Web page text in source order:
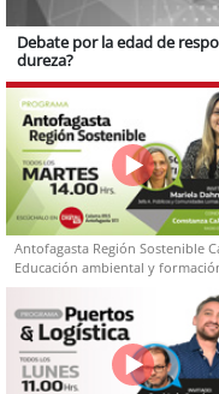
Debate por la edad de
dureza?
Antofagasta Región Sostenible
Educación ambiental y
capacidades técnicas